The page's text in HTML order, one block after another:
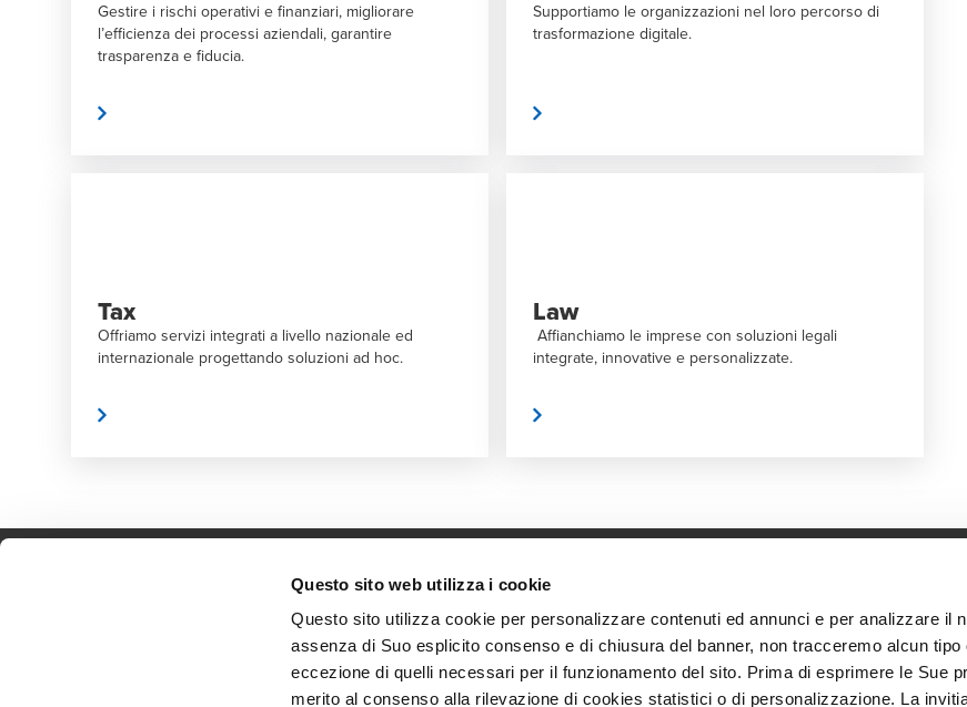
Questo sito web utilizza i cookie
Questo sito utilizza cookie per personalizzare contenuti ed annunci e per analizzare il
assenza di Suo esplicito consenso e di chiusura del banner, non tracceremo alcun tipo
eccezione di quelli necessari per il funzionamento del sito. Prima di esprimere le Sue
merito al consenso alla rilevazione di cookies statistici o di personalizzazione. La
Gestire i rischi operativi e finanziari, migliorare
l’efficienza dei processi aziendali, garantire
trasparenza e fiducia.
Supportiamo le organizzazioni nel loro percorso di
trasformazione digitale.
Tax
Offriamo servizi integrati a livello nazionale ed
internazionale progettando soluzioni ad hoc.
Law
Affianchiamo le imprese con soluzioni legali
integrate, innovative e personalizzate.
Uffici
Legal and Privacy
Iscriviti alle nostre newsletter
Global solutions.
At BDO, we believe